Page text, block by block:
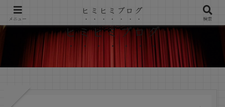
ヒミヒミブログ
メニュー
ヒミヒミブログ
検索